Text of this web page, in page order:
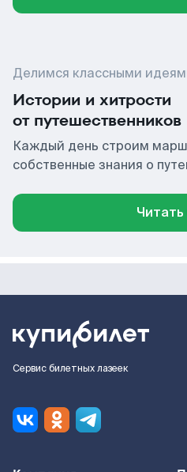
Делимся классными
Истории и хитрости
от путешественников
Каждый день строим
собственные знания о
Читать
Сервис билетных лазеек